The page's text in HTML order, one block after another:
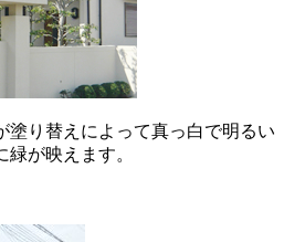
塗り替えによって真っ白で明るい
が映えます。